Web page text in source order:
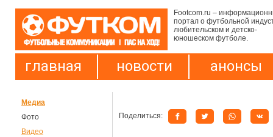
Footcom.ru –
портал о футбольной
любительском и детско-
юношеском футболе.
главная новости анонсы
Медиа
Фото
Видео
Поделиться: